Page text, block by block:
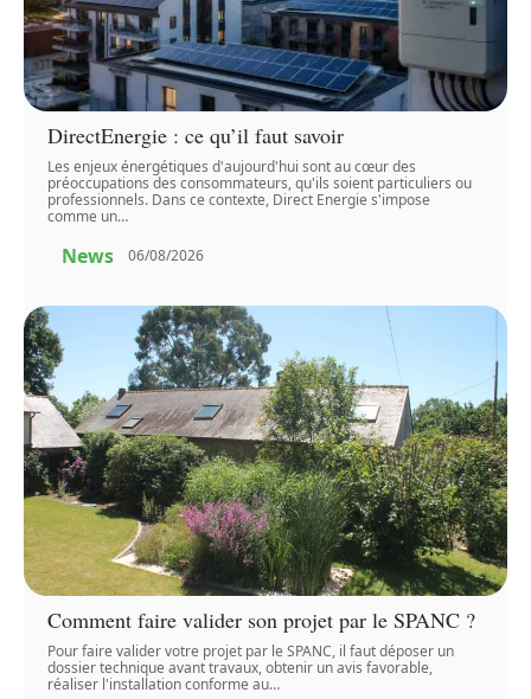
DirectEnergie : ce qu’il faut savoir
Les enjeux énergétiques d'aujourd'hui sont au cœur des
préoccupations des consommateurs, qu'ils soient particuliers ou
professionnels. Dans ce contexte, Direct Energie s'impose
comme un…
News 06/08/2026
Comment faire valider son projet par le SPANC ?
Pour faire valider votre projet par le SPANC, il faut déposer un
dossier technique avant travaux, obtenir un avis favorable,
réaliser l'installation conforme au…